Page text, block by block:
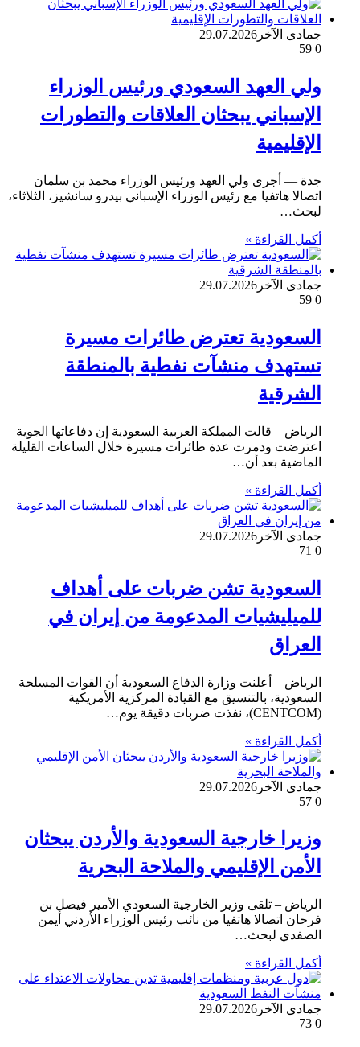
جمادى الآخر 29.07.2026
0
ولي العهد السعودي ورئيس الوزراء
الإسباني يبحثان العلاقات والتطورات
الإقليمية
جدة — أجرى ولي العهد ورئيس الوزراء محمد بن سلمان
اتصالا هاتفيا مع رئيس الوزراء الإسباني بيدرو سانشيز، الثلاثاء،
لبحث…
أكمل القراءة »
جمادى الآخر 29.07.2026
0
السعودية تعترض طائرات مسيرة
تستهدف منشآت نفطية بالمنطقة
الشرقية
الرياض – قالت المملكة العربية السعودية إن دفاعاتها الجوية
اعترضت ودمرت عدة طائرات مسيرة خلال الساعات القليلة
الماضية بعد أن…
أكمل القراءة »
جمادى الآخر 29.07.2026
0
السعودية تشن ضربات على أهداف
للميليشيات المدعومة من إيران في
العراق
الرياض – أعلنت وزارة الدفاع السعودية أن القوات المسلحة
السعودية، بالتنسيق مع القيادة المركزية الأمريكية
(CENTCOM)، نفذت ضربات دقيقة يوم…
أكمل القراءة »
جمادى الآخر 29.07.2026
0
وزيرا خارجية السعودية والأردن يبحثان
الأمن الإقليمي والملاحة البحرية
الرياض – تلقى وزير الخارجية السعودي الأمير فيصل بن
فرحان اتصالا هاتفيا من نائب رئيس الوزراء الأردني أيمن
الصفدي لبحث…
أكمل القراءة »
جمادى الآخر 29.07.2026
0